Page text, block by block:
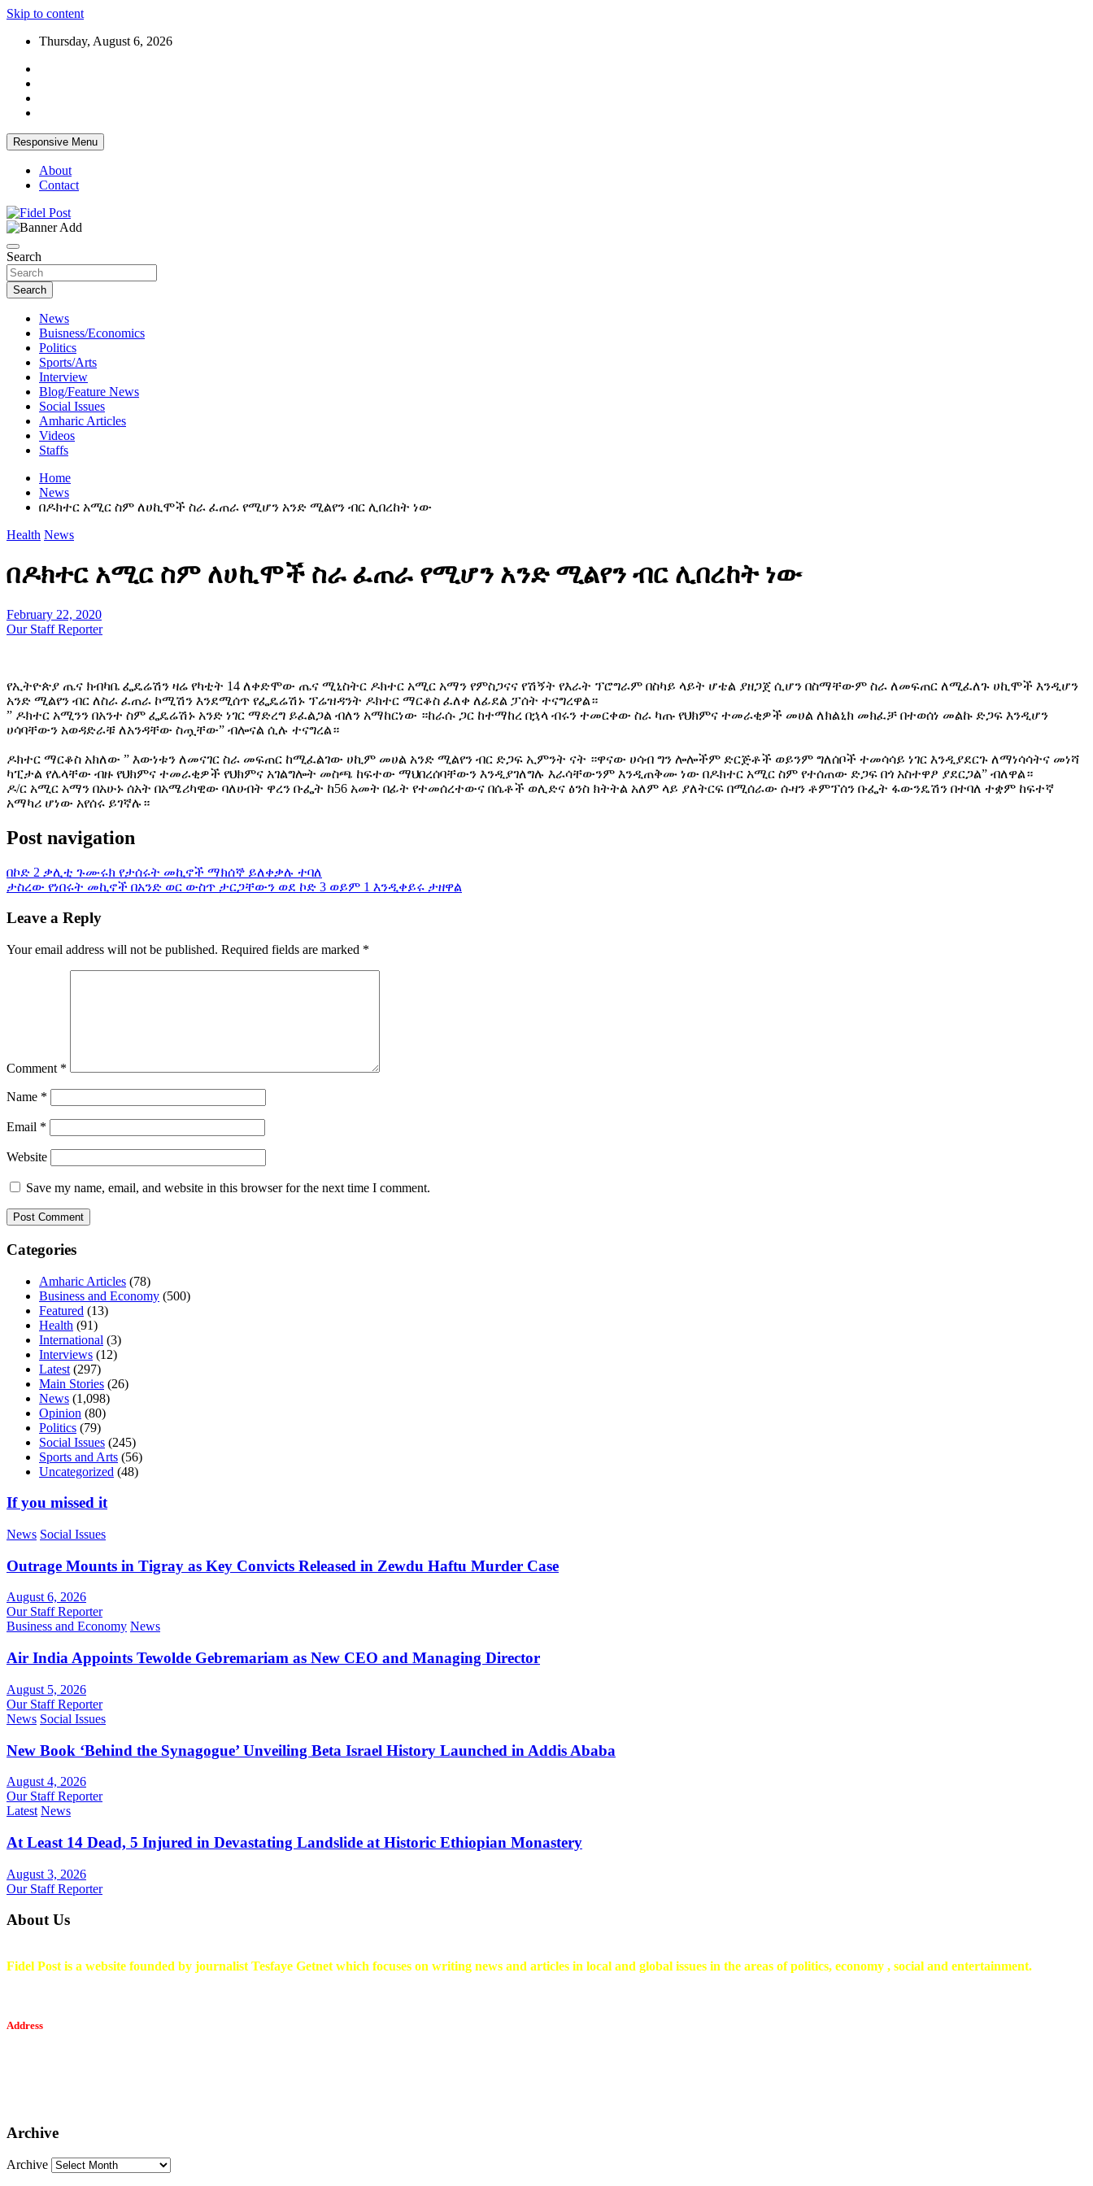
Skip to content
Thursday, August 6, 2026
Responsive Menu
About
Contact
Fidel Post
Search
Search
News
Buisness/Economics
Politics
Sports/Arts
Interview
Blog/Feature News
Social Issues
Amharic Articles
Videos
Staffs
Home
News
በዶክተር አሚር ስም ለሀኪሞች ስራ ፈጠራ የሚሆን አንድ ሚልየን ብር ሊበረከት ነው
Health News
በዶክተር አሚር ስም ለሀኪሞች ስራ ፈጠራ የሚሆን አንድ ሚልየን ብር ሊበረከት ነው
February 22, 2020
Our Staff Reporter
የኢትዮጵያ ጤና ክብካቤ ፌዴሬሽን ዛሬ የካቲት 14 ለቀድሞው ጤና ሚኒስትር ዶክተር አሚር አማን የምስጋናና የሽኝት የእራት ፕሮግራም በስካይ ላይት ሆቴል ያዘጋጀ ሲሆን በስማቸውም ስራ ለመፍጠር ለሚፈለጉ ሀኪሞች እንዲሆን
አንድ ሚልየን ብር ለስራ ፈጠራ ኮሚሽን እንደሚሰጥ የፌዴሬሽኑ ፕሬዝዳንት ዶክተር ማርቆስ ፈለቀ ለፊደል ፓሰት ተናግረዋል።
” ዶክተር አሚንን በአንተ ስም ፌዴሬሽኑ አንድ ነገር ማድረግ ይፈልጋል ብለን አማከርነው ።ከራሱ ጋር ከተማከረ በኋላ ብሩን ተመርቀው ስራ ካጡ የህክምና ተመራቂዎች መሀል ለክልኒክ መክፈቻ በተወሰነ መልኩ ድጋፍ እንዲሆን
ሀሳባቸውን አወዳድራቹ ለአንዳቸው ስጧቸው” ብሎናል ሲሉ ተናግረል።
ዶክተር ማርቆስ አክለው ” እውነቱን ለመናገር ስራ መፍጠር ከሚፈልገው ሀኪም መሀል አንድ ሚልየን ብር ድጋፍ ኢምንት ናት ።ዋናው ሀሳብ ግን ሎሎችም ድርጅቶች ወይንም ግለሰቦች ተመሳሳይ ነገር እንዲያደርጉ ለማነሳሳትና መነሻ
ካፒታል የሌላቸው ብዙ የህክምና ተመራቂዎች የህክምና አገልግሎት መስጫ ከፍተው ማህበረሰባቸውን እንዲያገለግሉ እራሳቸውንም እንዲጠቅሙ ነው በዶክተር አሚር ስም የተሰጠው ድጋፍ በጎ አስተዋፆ ያደርጋል” ብለዋል።
ዶ/ር አሚር አማን በአሁኑ ሰአት በአሜሪካዊው ባለሀብት ዋረን ቡፌት ከ56 አመት በፊት የተመሰረተውና በሴቶች ወሊድና ፅንስ ክትትል አለም ላይ ያለትርፍ በሚሰራው ሱዛን ቶምፕሰን ቡፌት ፋውንዴሽን በተባለ ተቋም ከፍተኛ
አማካሪ ሆነው አየሰሩ ይገኛሉ።
Post navigation
በኮድ 2 ቃሊቲ ጉሙሩክ የታሰሩት መኪኖች ማክሰኞ ይለቀቃሉ ተባለ
ታስረው የነበሩት መኪኖች በአንድ ወር ውስጥ ታርጋቸውን ወደ ኮድ 3 ወይም 1 እንዲቀይሩ ታዘዋል
Leave a Reply
Your email address will not be published. Required fields are marked *
Comment *
Name *
Email *
Website
Save my name, email, and website in this browser for the next time I comment.
Categories
Amharic Articles (78)
Business and Economy (500)
Featured (13)
Health (91)
International (3)
Interviews (12)
Latest (297)
Main Stories (26)
News (1,098)
Opinion (80)
Politics (79)
Social Issues (245)
Sports and Arts (56)
Uncategorized (48)
If you missed it
News Social Issues
Outrage Mounts in Tigray as Key Convicts Released in Zewdu Haftu Murder Case
August 6, 2026
Our Staff Reporter
Business and Economy News
Air India Appoints Tewolde Gebremariam as New CEO and Managing Director
August 5, 2026
Our Staff Reporter
News Social Issues
New Book ‘Behind the Synagogue’ Unveiling Beta Israel History Launched in Addis Ababa
August 4, 2026
Our Staff Reporter
Latest News
At Least 14 Dead, 5 Injured in Devastating Landslide at Historic Ethiopian Monastery
August 3, 2026
Our Staff Reporter
About Us
Fidel Post is a website founded by journalist Tesfaye Getnet which focuses on writing news and articles in local and global issues in the areas of politics, economy , social and entertainment.
Address
Archive
Archive